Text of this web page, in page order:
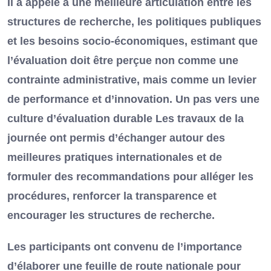
structures de recherche, les politiques publiques
et les besoins socio-économiques, estimant que
l’évaluation doit être perçue non comme une
contrainte administrative, mais comme un levier
de performance et d’innovation. Un pas vers une
culture d’évaluation durable Les travaux de la
journée ont permis d’échanger autour des
meilleures pratiques internationales et de
formuler des recommandations pour alléger les
procédures, renforcer la transparence et
encourager les structures de recherche.
Les participants ont convenu de l’importance
d’élaborer une feuille de route nationale pour